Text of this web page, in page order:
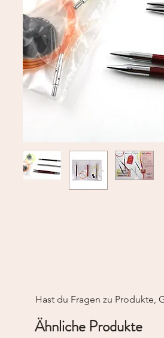
Hast du Fragen zu Produkte,
Ähnliche Produkte